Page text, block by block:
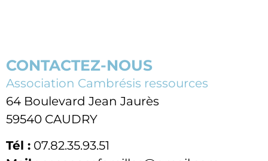
CONTACTEZ-NOUS
Association Cambrésis ressources
64 Boulevard Jean Jaurès
59540 CAUDRY
Tél : 07.82.35.93.51